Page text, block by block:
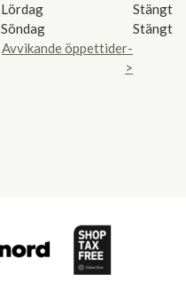
Lördag
Stängt
Söndag
Stängt
Avvikande öppettider-
>